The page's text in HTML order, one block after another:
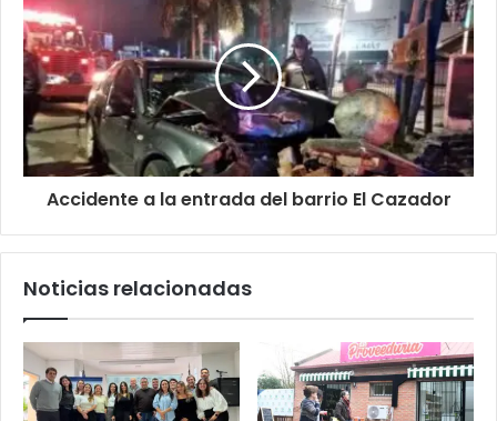
Accidente a la entrada del barrio El Cazador
Noticias relacionadas